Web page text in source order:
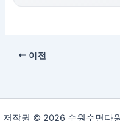
이전
저작권 © 2026 수원수면다